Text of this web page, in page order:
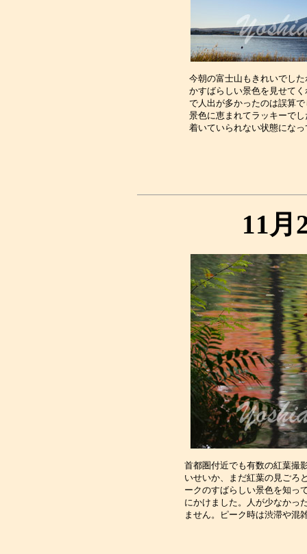
今朝の富士山もきれいでし
かすばらしい景色を見せて
で人出が多かったのは誤算
景色に恵まれてラッキーで
11月
首都圏付近でも有数の紅葉撮
いせいか、まだ紅葉の見ごろ
ークのすばらしい景色を知っ
にかけました。人が少なかっ